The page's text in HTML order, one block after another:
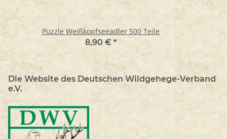
Puzzle Weißkopfseeadler 500 Teile
8,90 € *
Die Website des Deutschen Wildgehege-Verband
e.V.